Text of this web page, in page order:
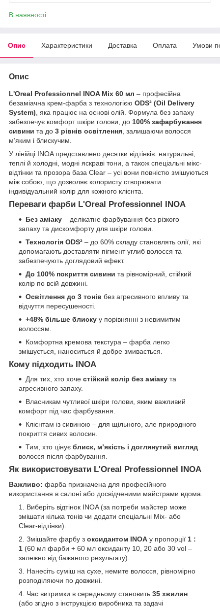
В наявності
Опис Характеристики Доставка Оплата Умови
Опис
L'Oreal Professionnel INOA Mix 60 мл – професійна
безаміачна крем-фарба з технологією ODS² (Oil Delivery
System) , яка працює на основі олій. Формула без запаху
забезпечує комфорт шкіри голови, до 100% зафарбування
сивини та до 3 рівнів освітлення , залишаючи волосся
м’яким і блискучим.
У лінійці INOA представлено десятки відтінків: натуральні,
теплі й холодні, модні яскраві тони, а також спеціальні мікс-
відтінки та прозора база Clear – усі вони повністю змішуються
між собою, що дозволяє колористу створювати
індивідуальний колір для кожного клієнта.
Переваги фарби L'Oreal Professionnel INOA
Без аміаку – делікатне фарбування без різкого
запаху та дискомфорту для шкіри голови.
Технологія ODS² – до 60% складу становлять олії, які
допомагають доставляти пігмент углиб волосся та
забезпечують доглядовий ефект.
До 100% покриття сивини та рівномірний, стійкий
колір по всій довжині.
Освітлення до 3 тонів без агресивного впливу та
відчуття пересушеності.
+48% більше блиску у порівнянні з невимитим
волоссям.
Комфортна кремова текстура – фарба легко
змішується, наноситься й добре змивається.
Кому підходить INOA
Для тих, хто хоче стійкий колір без аміаку та
агресивного запаху.
Власникам чутливої шкіри голови, яким важливий
комфорт під час фарбування.
Клієнтам із сивиною – для щільного, але природного
покриття сивих волосин.
Тим, хто цінує блиск, м’якість і доглянутий вигляд
волосся після фарбування.
Як використовувати L'Oreal Professionnel INOA
Важливо: фарба призначена для професійного
використання в салоні або досвідченими майстрами вдома.
Виберіть відтінок INOA (за потреби майстер може
змішати кілька тонів чи додати спеціальні Mix- або
Clear-відтінки).
Змішайте фарбу з оксидантом INOA у пропорції 1 :
1 (60 мл фарби + 60 мл оксиданту 10, 20 або 30 vol –
залежно від бажаного результату).
Нанесіть суміш на сухе, немите волосся, рівномірно
розподіляючи по довжині.
Час витримки в середньому становить 35 хвилин
(або згідно з інструкцією виробника та задачі